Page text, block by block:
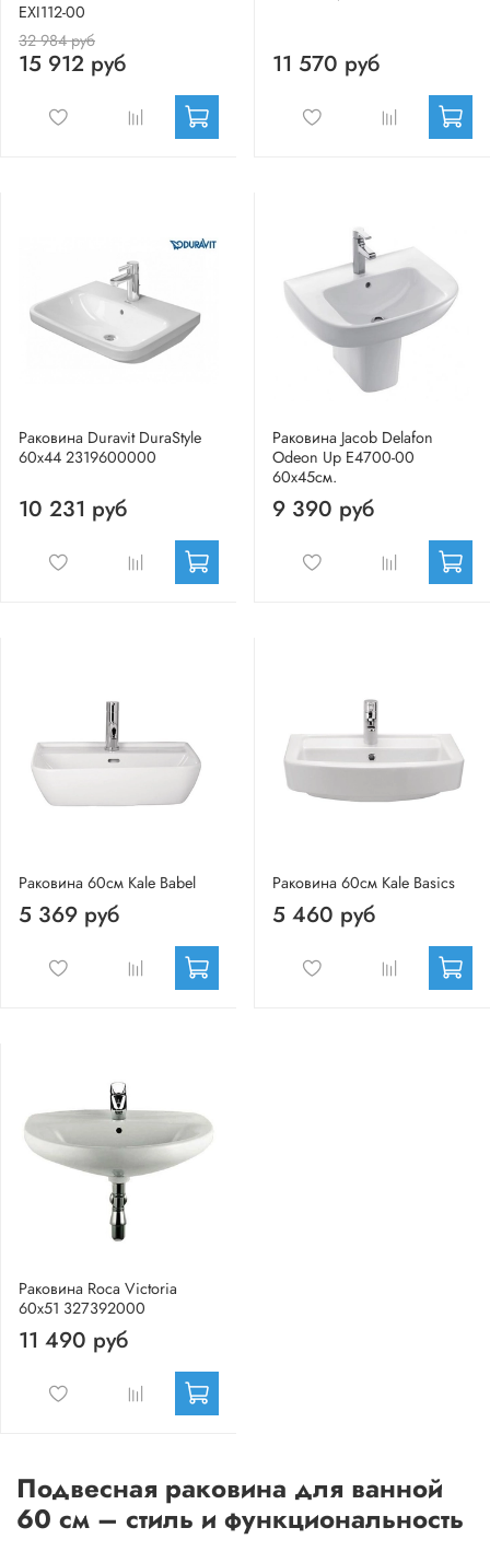
EXI112-00
32 984 руб
15 912 руб 11 570 руб
Раковина Duravit DuraStyle
60x44 2319600000
10 231 руб
Раковина Jacob Delafon
Odeon Up E4700-00
60x45см.
9 390 руб
Раковина 60см Kale Babel
5 369 руб
Раковина 60см Kale Basics
5 460 руб
Раковина Roca Victoria
60х51 327392000
11 490 руб
Подвесная раковина для ванной
60 см – стиль и функциональность